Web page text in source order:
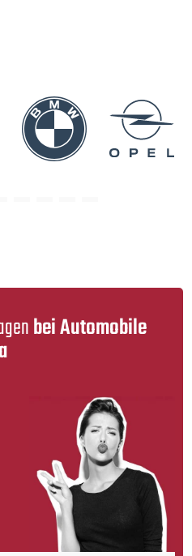
bei Automobile